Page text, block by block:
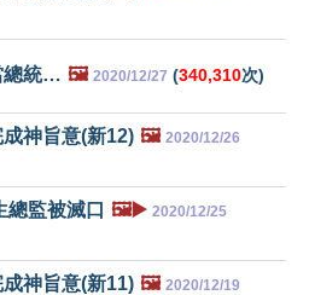
總統… 🖼️ 2020/12/27 (340,310次)
神旨意(新12) 🖼️ 2020/12/26
總監被滅口 🖼️▶️ 2020/12/25
神旨意(新11) 🖼️ 2020/12/19